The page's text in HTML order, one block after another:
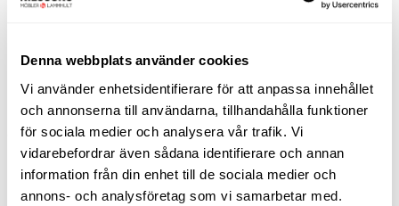
Denna webbplats använder cookies
Vi använder enhetsidentifierare för att anpassa innehållet
och annonserna till användarna, tillhandahålla funktioner
för sociala medier och analysera vår trafik. Vi
vidarebefordrar även sådana identifierare och annan
information från din enhet till de sociala medier och
annons- och analysföretag som vi samarbetar med.
till i
önskelistan
INREDNING
till i
önskelistan
INREDNING